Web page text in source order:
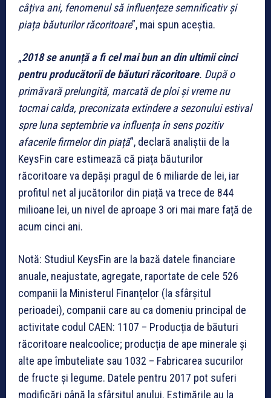
câțiva ani, fenomenul să influențeze semnificativ și
piața băuturilor răcoritoare”, mai spun aceștia.
„2018 se anunță a fi cel mai bun an din ultimii cinci
pentru producătorii de băuturi răcoritoare. După o
primăvară prelungită, marcată de ploi și vreme nu
tocmai calda, preconizata extindere a sezonului estival
spre luna septembrie va influența în sens pozitiv
afacerile firmelor din piață”, declară analiștii de la
KeysFin care estimează că piața băuturilor
răcoritoare va depăși pragul de 6 miliarde de lei, iar
profitul net al jucătorilor din piață va trece de 844
milioane lei, un nivel de aproape 3 ori mai mare față de
acum cinci ani.
Notă: Studiul KeysFin are la bază datele financiare
anuale, neajustate, agregate, raportate de cele 526
companii la Ministerul Finanțelor (la sfârșitul
perioadei), companii care au ca domeniu principal de
activitate codul CAEN: 1107 – Producția de băuturi
răcoritoare nealcoolice; producția de ape minerale și
alte ape îmbuteliate sau 1032 – Fabricarea sucurilor
de fructe și legume. Datele pentru 2017 pot suferi
modificări până la sfârșitul anului. Estimările au la